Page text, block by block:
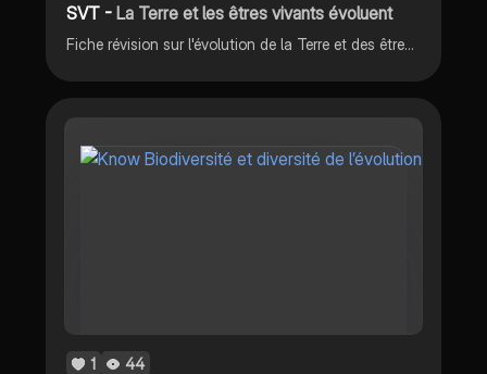
SVT -La Terre et les êtres vivants évoluent
Fiche révision sur l'évolution de la Terre et des êtres vivants en SVT.
1 44